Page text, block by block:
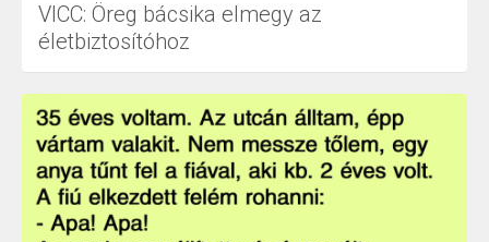
VICC: Öreg bácsika elmegy az
életbiztosítóhoz